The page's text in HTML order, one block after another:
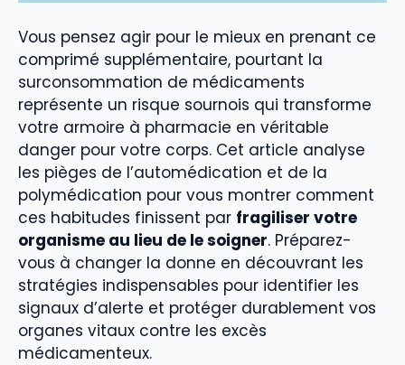
Vous pensez agir pour le mieux en prenant ce
comprimé supplémentaire, pourtant la
surconsommation de médicaments
représente un risque sournois qui transforme
votre armoire à pharmacie en véritable
danger pour votre corps. Cet article analyse
les pièges de l’automédication et de la
polymédication pour vous montrer comment
ces habitudes finissent par fragiliser votre
organisme au lieu de le soigner. Préparez-
vous à changer la donne en découvrant les
stratégies indispensables pour identifier les
signaux d’alerte et protéger durablement vos
organes vitaux contre les excès
médicamenteux.